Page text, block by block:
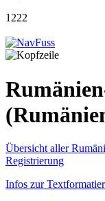
1222
Übersicht aller
Registrierung
Infos zur